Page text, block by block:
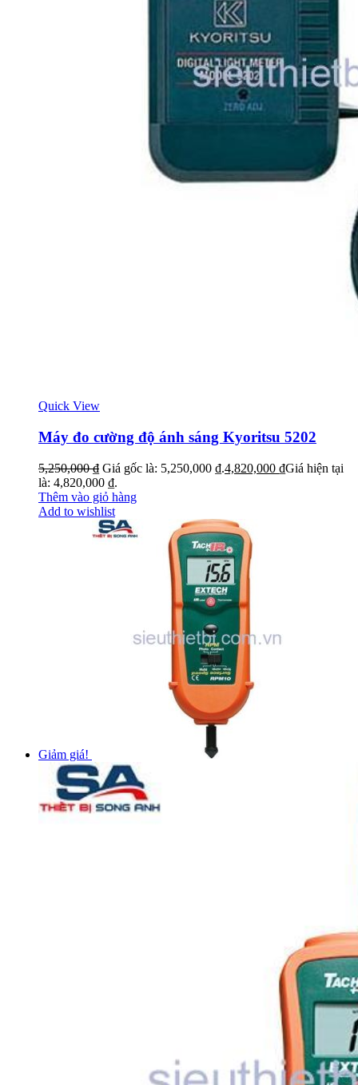
Quick View
Máy đo cường độ ánh sáng Kyoritsu 5202
5,250,000₫ Giá gốc là: 5,250,000 ₫.4,820,000 ₫Giá hiện tại
là: 4,820,000 ₫.
Thêm vào giỏ hàng
Add to wishlist
Giảm giá!